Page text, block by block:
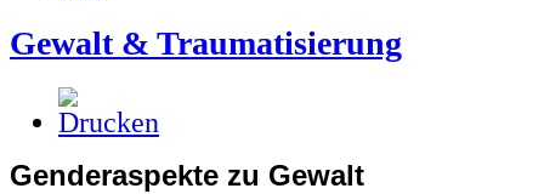
Gewalt & Traumatisierung
Genderaspekte zu Gewalt